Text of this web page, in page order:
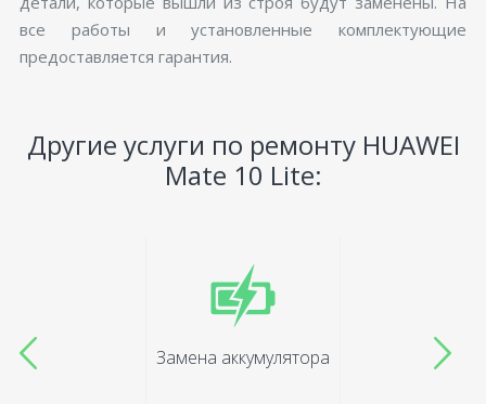
все работы и установленные комплектующие
предоставляется гарантия.
Другие услуги по ремонту HUAWEI
Mate 10 Lite:
Замена аккумулятора